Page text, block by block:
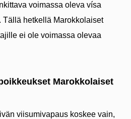
voimassa oleva vísa
Tällä hetkellä Marokkolaiset
ei ole voimassa olevaa
Marokkolaiset
viisumivapaus koskee vain,